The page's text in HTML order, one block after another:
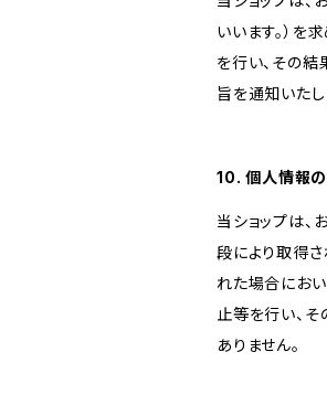
いいます。）
を行い、その
旨を通知いたし
10. 個人情報
当ショップは
段により取得さ
れた場合にお
止等を行い、
ありません。